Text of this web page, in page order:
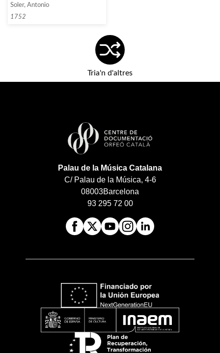
Soler, Antonio
1752
Tria'n d'altres
Palau de la Música Catalana
C/ Palau de la Música, 4-6
08003Barcelona
93 295 72 00